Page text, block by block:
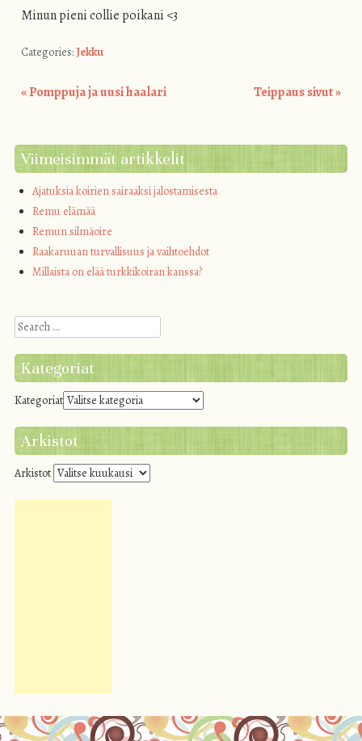
Minun pieni collie poikani <3
Categories: Jekku
«Pomppuja ja uusi haalari Teippaus sivut»
Viimeisimmät artikkelit
Ajatuksia koirien sairaaksi jalostamisesta
Remu elämää
Remun silmäoire
Raakaruuan turvallisuus ja vaihtoehdot
Millaista on elää turkkikoiran kanssa?
Search
Kategoriat
Kategoriat
Arkistot
Arkistot